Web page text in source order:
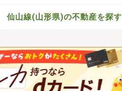
仙山線(山形県)の不動産を探す